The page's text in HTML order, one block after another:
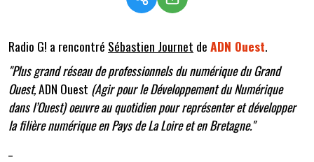
Radio G! a rencontré Sébastien Journet deADN Ouest.
"Plus grand réseau de professionnels du numérique du Grand
Ouest,ADN Ouest (Agir pour le Développement du Numérique
dans l’Ouest) oeuvre au quotidien pour représenter et développer
la filière numérique en Pays de La Loire et en Bretagne."